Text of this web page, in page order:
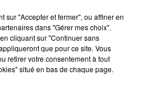
10 euros . Le nombre de
contacter avant l'envoie de
la disponibilités des
inscriptions accompagnées de
en compte. Informations et
sur "Accepter et fermer", ou affiner en
dans "Gérer mes choix".
cliquant sur "Continuer sans
que pour ce site. Vous
retirer votre consentement à tout
situé en bas de chaque page.